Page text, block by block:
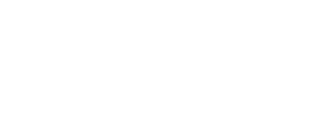
срок службы и не